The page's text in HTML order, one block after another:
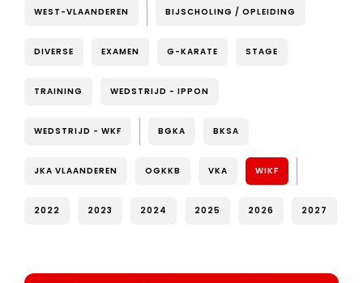
WEST-VLAANDEREN BIJSCHOLING / OPLEIDING
DIVERSE EXAMEN G-KARATE STAGE
TRAINING WEDSTRIJD - IPPON
WEDSTRIJD - WKF BGKA BKSA
JKA VLAANDEREN OGKKB VKA WIKF
2022 2023 2024 2025 2026 2027